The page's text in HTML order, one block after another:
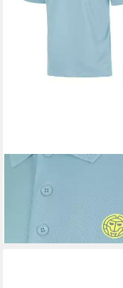
21,95 € UVP 44,95 €